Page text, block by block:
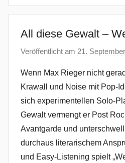
All diese Gewalt –
Veröffentlicht am 21.
Wenn Max Rieger nicht
Krawall und Noise mit Pop-
sich experimentellen Solo-
Gewalt vermengt er Post
Avantgarde und
durchaus literarischem
und Easy-Listening spielt